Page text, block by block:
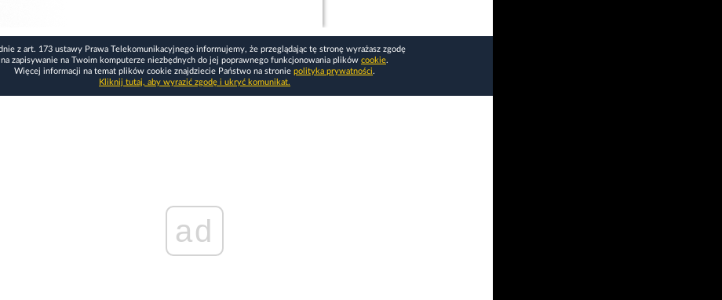
z art. 173 ustawy Prawa Telekomunikacyjnego informujemy, że przeglądając tę stronę wyrażasz zgodę
na zapisywanie na Twoim komputerze niezbędnych do jej poprawnego funkcjonowania plików cookie.
Więcej informacji na temat plików cookie znajdziecie Państwo na stronie polityka prywatności.
Kliknij tutaj, aby wyrazić zgodę i ukryć komunikat.
ad